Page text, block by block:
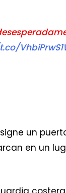
un
en un